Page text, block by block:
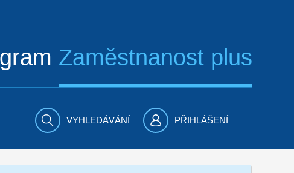
Zaměstnanost plus
VYHLEDÁVÁNÍ PŘIHLÁŠENÍ